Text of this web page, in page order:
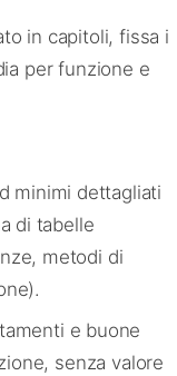
in capitoli, fissa i
per funzione e
minimi dettagliati
di tabelle
metodi di
e buone
senza valore